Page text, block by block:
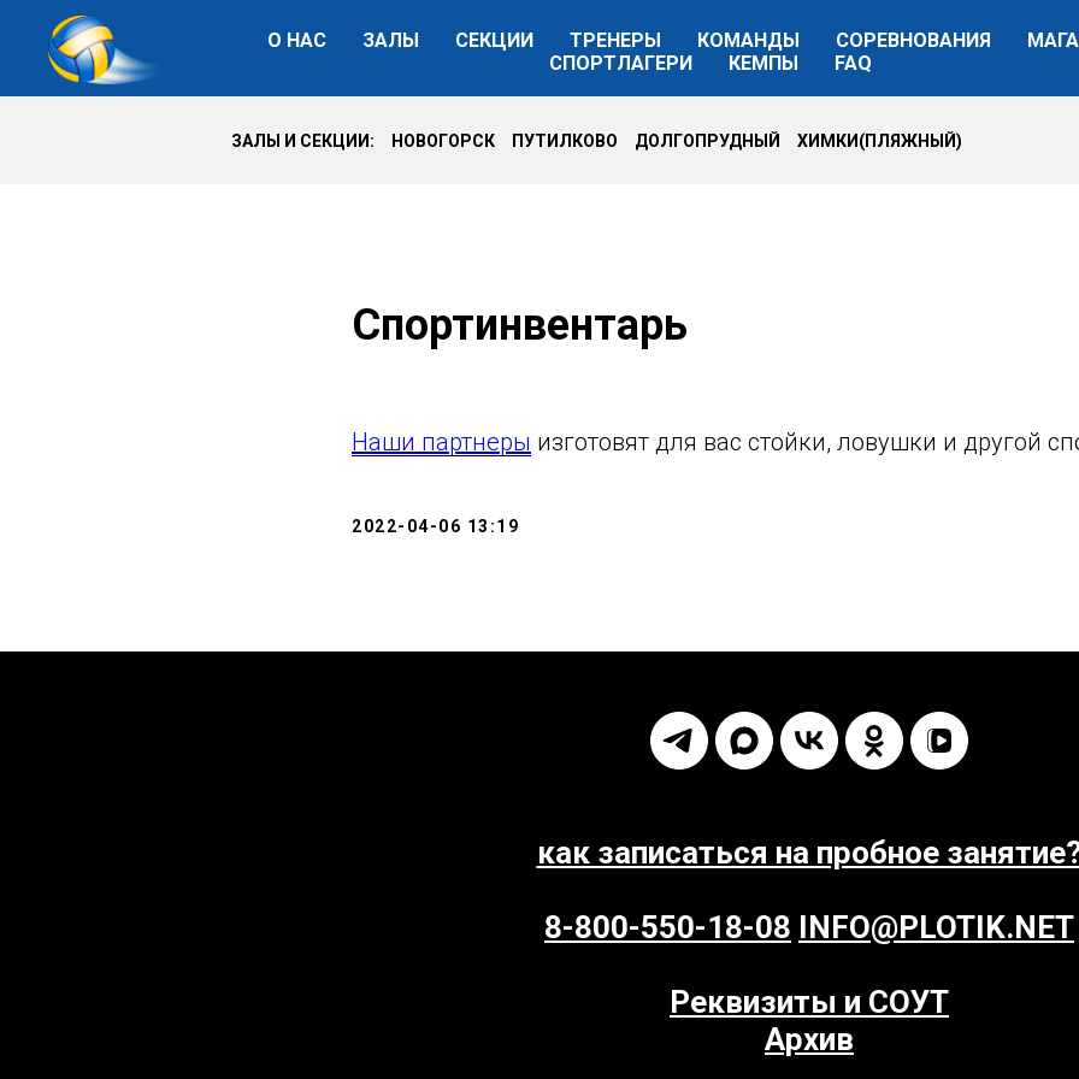
О НАС ЗАЛЫ СЕКЦИИ ТРЕНЕРЫ КОМАНДЫ СОРЕВНОВАНИЯ
СПОРТЛАГЕРИ
КЕМПЫ FAQ
ЗАЛЫ И СЕКЦИИ: НОВОГОРСК ПУТИЛКОВО ДОЛГОПРУДНЫЙ ХИМКИ(ПЛЯЖНЫЙ)
Спортинвентарь
Наши партнеры изготовят для вас стойки, ловушки и другой
2022-04-06 13:19
как записаться на пробное
8-800-550-18-08 INFO@PLOTIK.NET
Реквизиты и СОУТ
Архив